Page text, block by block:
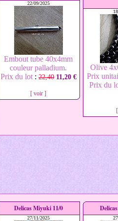
22/09/2025
Embout tube 40x4mm
couleur palladium.
Prix du lot : 22,40 11,20 €
[ voir ]
Olive
Prix
Prix du
Delicas Miyuki 11/0
27/11/2025